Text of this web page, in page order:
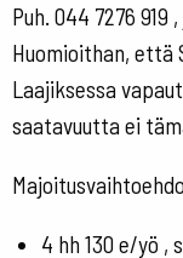
Puh. 044 7276 919 ,
Huomioithan, että
Laajiksessa
saatavuutta ei
4 hh 130 e/yö ,